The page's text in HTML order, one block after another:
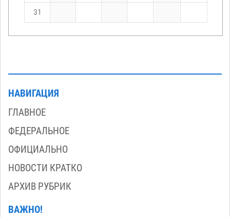
31
НАВИГАЦИЯ
ГЛАВНОЕ
ФЕДЕРАЛЬНОЕ
ОФИЦИАЛЬНО
НОВОСТИ КРАТКО
АРХИВ РУБРИК
ВАЖНО!